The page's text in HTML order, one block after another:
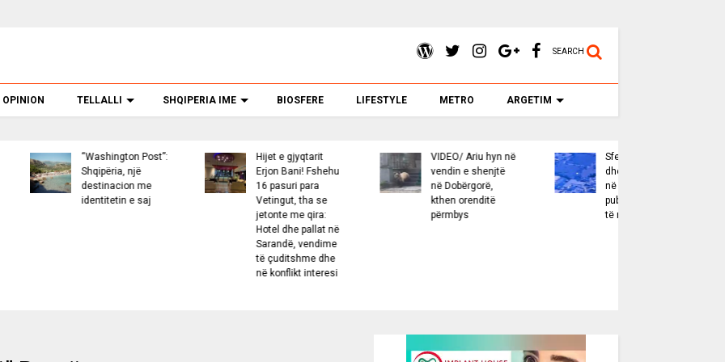
SEARCH
OPINION TELLALLI SHQIPERIA IME BIOSFERE LIFESTYLE METRO ARGETIM
në
VIDEO/ Ariu hyn në
vendin e shenjtë
në Dobërgorë,
kthen orenditë
Sfera misterioze
dhe drita të bardha
në qiell, Pentagoni
publikon 41 dosje
të reja mbi UFO-t
Greqi/ Makina
përplaset ‘kokë më
kokë’ me kamionin,
nëna shqiptare dhe
i biri humbin jetën!